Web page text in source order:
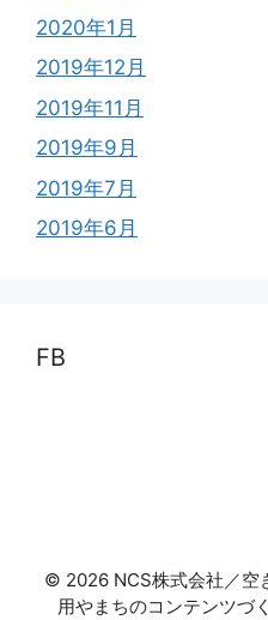
2020年1月
2019年12月
2019年11月
2019年9月
2019年7月
2019年6月
FB
© 2026 NCS株式会社／空
用やまちのコンテンツづ